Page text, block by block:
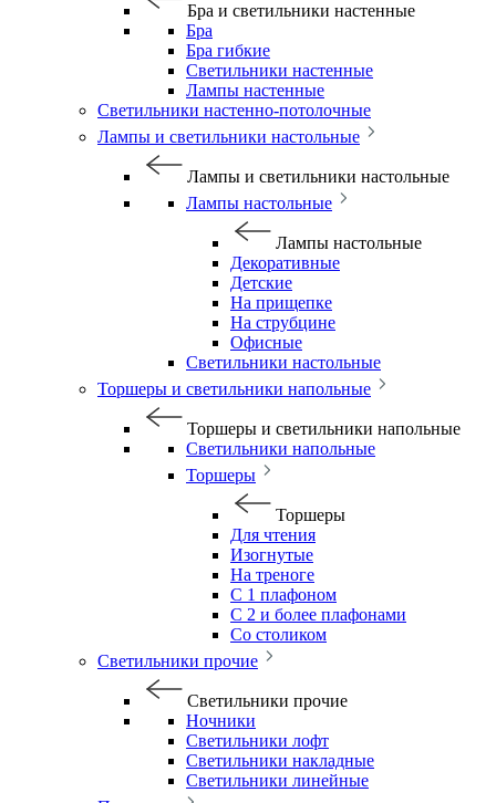
Бра и светильники настенные
Бра
Бра гибкие
Светильники настенные
Лампы настенные
Светильники настенно-потолочные
Лампы и светильники настольные
Лампы и светильники настольные
Лампы настольные
Лампы настольные
Декоративные
Детские
На прищепке
На струбцине
Офисные
Светильники настольные
Торшеры и светильники напольные
Торшеры и светильники напольные
Светильники напольные
Торшеры
Торшеры
Для чтения
Изогнутые
На треноге
С 1 плафоном
С 2 и более плафонами
Со столиком
Светильники прочие
Светильники прочие
Ночники
Светильники лофт
Светильники накладные
Светильники линейные